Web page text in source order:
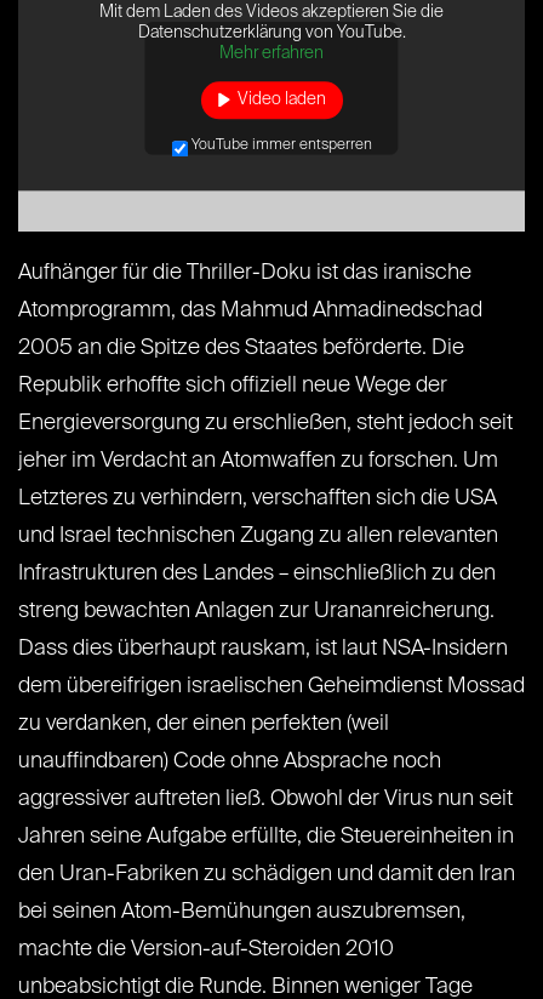
Mit dem Laden des Videos akzeptieren Sie die
Datenschutzerklärung von YouTube.
Mehr erfahren
Video laden
YouTube immer entsperren
Aufhänger für die Thriller-Doku ist das iranische
Atomprogramm, das Mahmud Ahmadinedschad
2005 an die Spitze des Staates beförderte. Die
Republik erhoffte sich offiziell neue Wege der
Energieversorgung zu erschließen, steht jedoch seit
jeher im Verdacht an Atomwaffen zu forschen. Um
Letzteres zu verhindern, verschafften sich die USA
und Israel technischen Zugang zu allen relevanten
Infrastrukturen des Landes – einschließlich zu den
streng bewachten Anlagen zur Urananreicherung.
Dass dies überhaupt rauskam, ist laut NSA-Insidern
dem übereifrigen israelischen Geheimdienst Mossad
zu verdanken, der einen perfekten (weil
unauffindbaren) Code ohne Absprache noch
aggressiver auftreten ließ. Obwohl der Virus nun seit
Jahren seine Aufgabe erfüllte, die Steuereinheiten in
den Uran-Fabriken zu schädigen und damit den Iran
bei seinen Atom-Bemühungen auszubremsen,
machte die Version-auf-Steroiden 2010
unbeabsichtigt die Runde. Binnen weniger Tage